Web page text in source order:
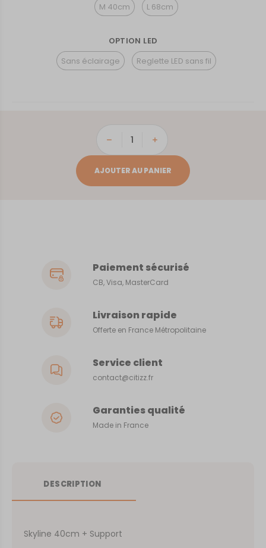
M 40cm
L 68cm
OPTION LED
Sans éclairage
Reglette LED sans fil
quantité
Golfe
AJOUTER AU PANIER
Paiement sécurisé
CB, Visa, MasterCard
Livraison rapide
Offerte en France Métropolitaine
Service client
contact@citizz.fr
Garanties qualité
Made in France
DESCRIPTION
Skyline 40cm + Support